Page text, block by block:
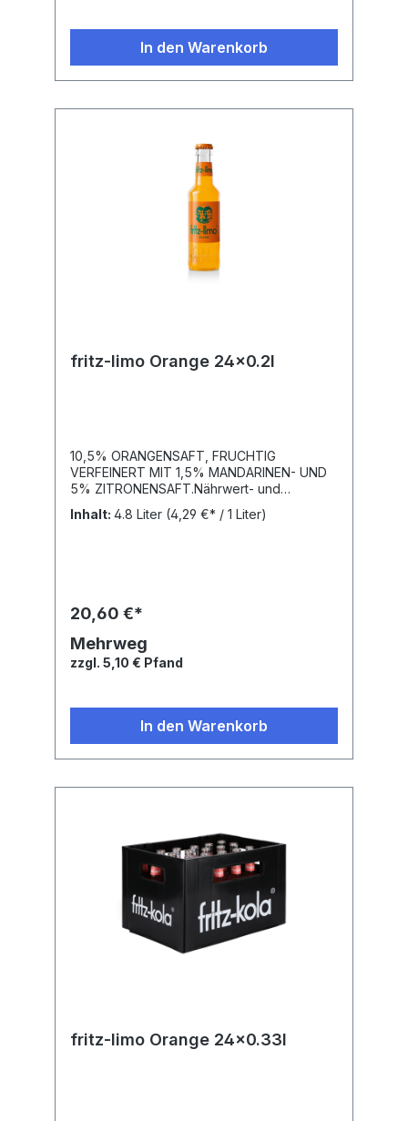
Stabilisator Johannesbrotkernmehl. * aus
Fruchtsaftkonzentraten
In den Warenkorb
fritz-limo Orange 24x0.2l
10,5% ORANGENSAFT, FRUCHTIG
VERFEINERT MIT 1,5% MANDARINEN- UND
5% ZITRONENSAFT.Nährwert- und
Brennwertangaben je 100ml: Brennwert
156kJ (37kcal) / Kohlenhydrate 8,7g; davon
Orangen- und Zitronenextrakt, natürliches
Orangenaroma, Antioxidationsmittel
Ascorbinsäure, Stabilisator
Johannisbrotkernmehl, Farbstoff Carotin *
Inhalt: 4.8 Liter (4,29 €* / 1 Liter)
20,60 €*
Mehrweg
zzgl. 5,10 € Pfand
In den Warenkorb
fritz-limo Orange 24x0.33l